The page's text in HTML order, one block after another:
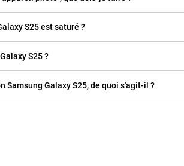
S25 est saturé ?
S25 ?
Samsung Galaxy S25, de quoi s'agit-il ?